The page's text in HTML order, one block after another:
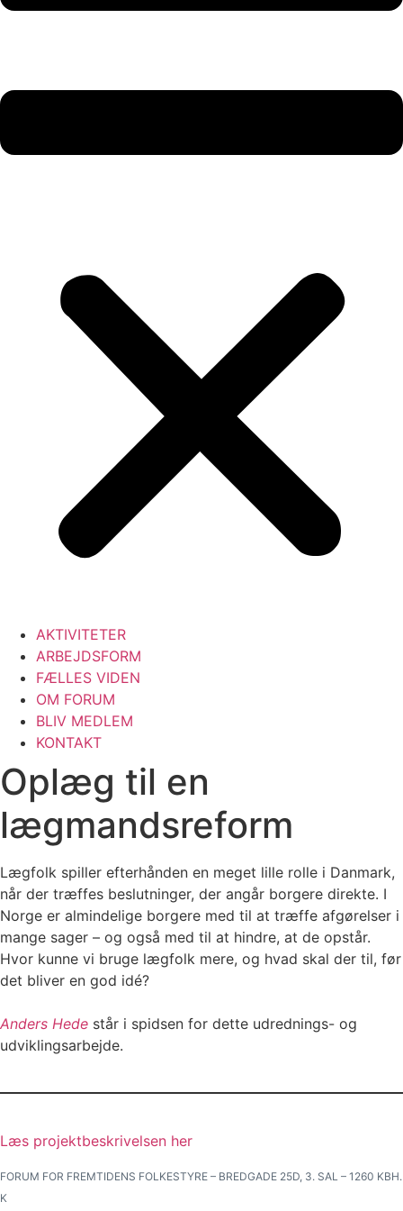
AKTIVITETER
ARBEJDSFORM
FÆLLES VIDEN
OM FORUM
BLIV MEDLEM
KONTAKT
Oplæg til en
lægmandsreform
Lægfolk spiller efterhånden en meget lille rolle i Danmark,
når der træffes beslutninger, der angår borgere direkte. I
Norge er almindelige borgere med til at træffe afgørelser i
mange sager – og også med til at hindre, at de opstår.
Hvor kunne vi bruge lægfolk mere, og hvad skal der til, før
det bliver en god idé?
Anders Hede står i spidsen for dette udrednings- og
udviklingsarbejde.
Læs projektbeskrivelsen her
FORUM FOR FREMTIDENS FOLKESTYRE – BREDGADE 25D, 3. SAL – 1260 KBH.
K